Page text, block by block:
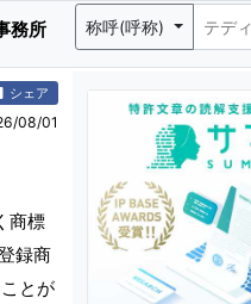
務所 称呼(呼称)
シェア
08/01
商標
録商
とが